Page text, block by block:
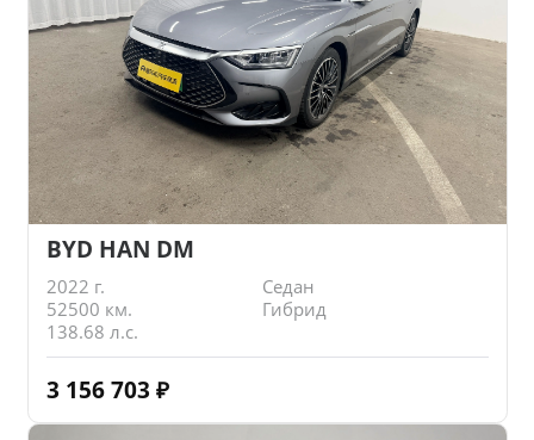
BYD HAN DM
2022 г.
Седан
52500 км.
Гибрид
138.68 л.с.
3 156 703 ₽